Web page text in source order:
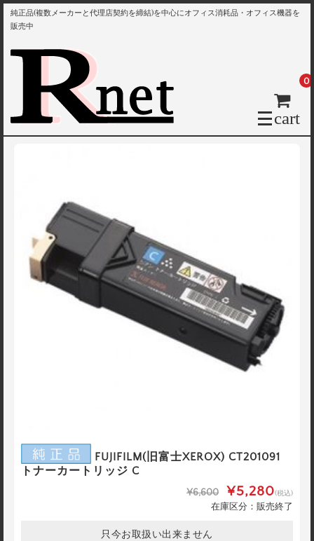
純正品(複数メーカーと代理店契約を締結)を中心にオフィス消耗品・オフィス機器を
販売中
cart
0
FUJIFILM(旧富士XEROX) CT201091
トナーカートリッジ C
¥6,600 ¥5,280(税込)
在庫区分：販売終了
只今お取扱い出来ません